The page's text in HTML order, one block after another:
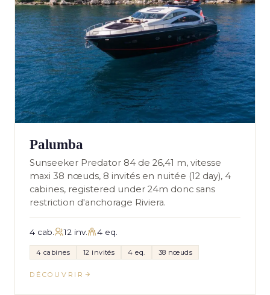
Palumba
Sunseeker Predator 84 de 26,41 m, vitesse
maxi 38 nœuds, 8 invités en nuitée (12 day), 4
cabines, registered under 24m donc sans
restriction d'anchorage Riviera.
4 cab. 12 inv. 4 eq.
4 cabines 12 invités 4 eq. 38 nœuds
DÉCOUVRIR